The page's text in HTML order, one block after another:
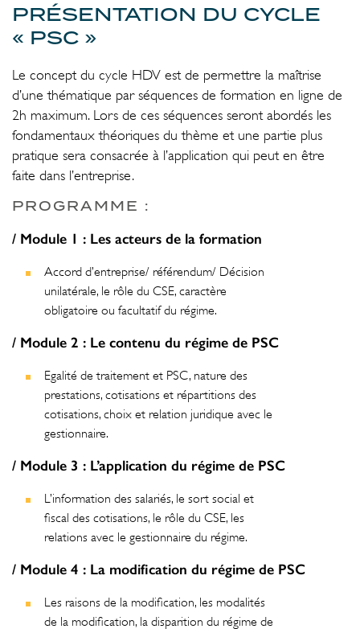
PRÉSENTATION DU CYCLE
« PSC »
Le concept du cycle HDV est de permettre la maîtrise
d’une thématique par séquences de formation en ligne de
2h maximum. Lors de ces séquences seront abordés les
fondamentaux théoriques du thème et une partie plus
pratique sera consacrée à l’application qui peut en être
faite dans l’entreprise.
PROGRAMME :
/ Module 1 : Les acteurs de la formation
Accord d’entreprise/ référendum/ Décision
unilatérale, le rôle du CSE, caractère
obligatoire ou facultatif du régime.
/ Module 2 : Le contenu du régime de PSC
Egalité de traitement et PSC, nature des
prestations, cotisations et répartitions des
cotisations, choix et relation juridique avec le
gestionnaire.
/ Module 3 : L’application du régime de PSC
L’information des salariés, le sort social et
fiscal des cotisations, le rôle du CSE, les
relations avec le gestionnaire du régime.
/ Module 4 : La modification du régime de PSC
Les raisons de la modification, les modalités
de la modification, la disparition du régime de